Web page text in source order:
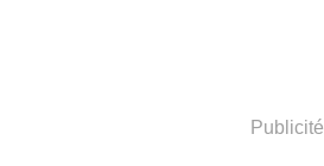
Publicité